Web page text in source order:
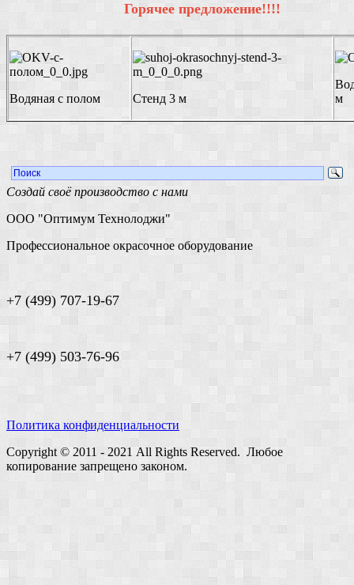
Горячее предложение!!!!
Водяная с полом Стенд 3 м
м
Создай своё производство с нами
ООО "Оптимум Технолоджи"
Профессиональное окрасочное оборудование
+7 (499) 707-19-67
+7 (499) 503-76-96
Политика конфиденциальности
Copyright © 2011 - 2021 All Rights Reserved. Любое
копирование запрещено законом.